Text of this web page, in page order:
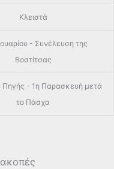
Κλειστά
- Συνέλευση της
Βοστίτσας
- 1η Παρασκευή μετά
το Πάσχα